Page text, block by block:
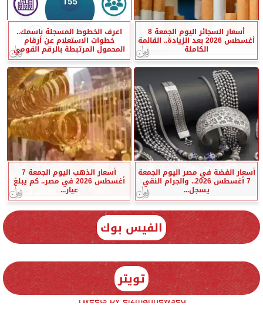
أسعار السجائر اليوم الجمعة 8
أغسطس 2026 بعد الزيادة.. القائمة
الكاملة
اعرف الخطوط المسجلة باسمك..
خطوات الاستعلام عن أرقام
المحمول المرتبطة بالرقم القومي
أسعار الفضة في مصر اليوم الجمعة
7 أغسطس 2026.. والجرام النقي
يسجل...
أسعار الذهب اليوم الجمعة 7
أغسطس 2026 في مصر.. كم يبلغ
عيار...
الفيس بوك
تويتر
Tweets by elzmannewseg